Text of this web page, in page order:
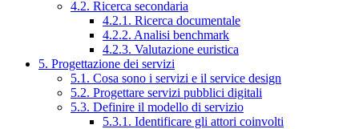
4.2. Ricerca secondaria
4.2.1. Ricerca documentale
4.2.2. Analisi benchmark
4.2.3. Valutazione euristica
5. Progettazione dei servizi
5.1. Cosa sono i servizi e il service design
5.2. Progettare servizi pubblici digitali
5.3. Definire il modello di servizio
5.3.1. Identificare gli attori coinvolti